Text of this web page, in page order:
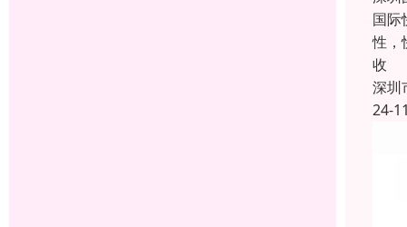
国际
性，
收
深圳
24-